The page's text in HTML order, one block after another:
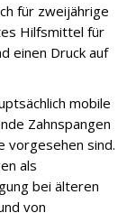
für zweijährige
Hilfsmittel für
einen Druck auf
mobile
Zahnspangen
vorgesehen sind.
als
bei älteren
von